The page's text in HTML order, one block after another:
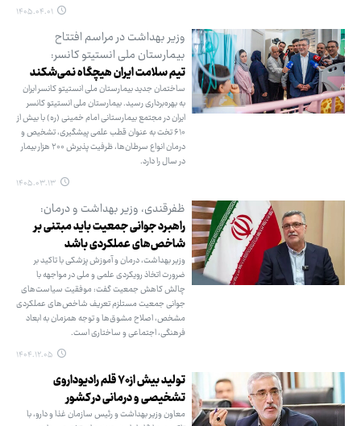
۱۴۰۵.۰۴.۰۱
وزیر بهداشت در مراسم افتتاح
بیمارستان ملی انستیتو کانسر:
تیم سلامت ایران هیچگاه نمی‌شکند
ساختمان جدید بیمارستان ملی انستیتو کانسر ایران
به بهره‌برداری رسید. بیمارستان ملی انستیتو کانسر
ایران در مجتمع بیمارستانی امام خمینی (ره) با بیش از
۶۱۰ تخت به عنوان قطب علمی پیشگیری، تشخیص و
درمان انواع سرطان‌ها، ظرفیت پذیرش ۲۰۰ هزار بیمار
در سال را دارد.
۱۴۰۵.۰۳.۱۳
ظفرقندی، وزیر بهداشت و درمان:
راهبرد جوانی جمعیت باید مبتنی بر
شاخص‌های عملکردی باشد
وزیر بهداشت، درمان و آموزش پزشکی با تاکید بر
ضرورت اتخاذ رویکردی علمی و ملی در مواجهه با
چالش کاهش جمعیت گفت: موفقیت سیاست‌های
جوانی جمعیت مستلزم تعریف شاخص‌های عملکردی
مشخص، اصلاح مشوق‌ها و توجه همزمان به ابعاد
فرهنگی، اجتماعی و ساختاری است.
۱۴۰۴.۱۲.۰۵
تولید بیش از ۷۰ قلم رادیوداروی
تشخیصی و درمانی در کشور
معاون وزیر بهداشت و رئیس سازمان غذا و دارو، با